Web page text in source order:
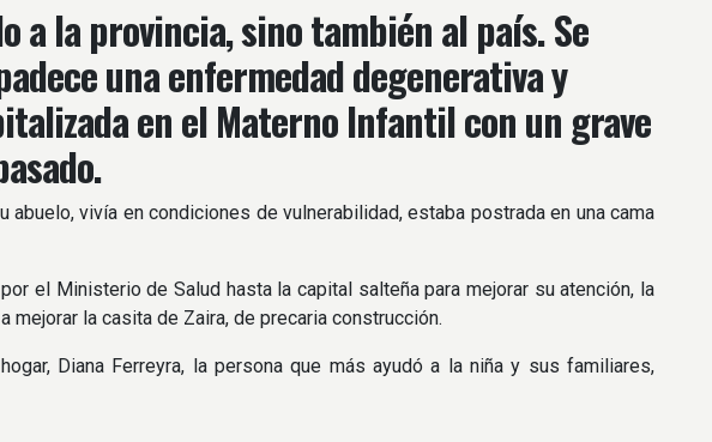
a la provincia, sino también al país. Se
una enfermedad degenerativa y
en el Materno Infantil con un grave
vivía en condiciones de vulnerabilidad, estaba postrada en una cama
el Ministerio de Salud hasta la capital salteña para mejorar su atención, la
la casita de Zaira, de precaria construcción.
Diana Ferreyra, la persona que más ayudó a la niña y sus familiares,